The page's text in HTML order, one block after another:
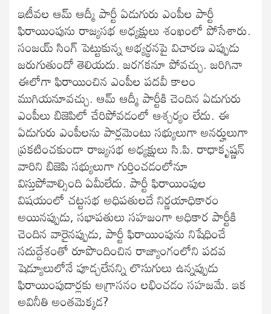
ఇటీవల ఆమ్ ఆద్మీ పార్టీ ఏడుగురు ఎంపీల పార్టీ
ఫిరాయింపును రాజ్యసభ అధ్యక్షులు శంఖంలో పోసేశారు.
సంజయ్ సింగ్‌ పెట్టుకున్న అభ్యర్థనపై విచారణ ఎప్పుడు
జరుగుతుందో తెలియదు. జరగకనూ పోవచ్చు. జరిగినా
ఈలోగా ఫిరాయించిన ఎంపీల పదవీ కాలం
ముగియనూవచ్చు. ఆమ్ ఆద్మీ పార్టీకి చెందిన ఏడుగురు
ఎంపీలు బిజెపిలో చేరిపోవడంలో ఆశ్చర్యం లేదు. ఈ
ఏడుగురు ఎంపీలను పార్లమెంటు సభ్యులుగా అనర్హులుగా
ప్రకటించకుండా రాజ్యసభ అధ్యక్షులు సి.పి. రాధాకృష్ణన్
వారిని బిజెపి సభ్యులుగా గుర్తించడంలోనూ
విస్తుపోవాల్సింది ఏమీలేదు. పార్టీ ఫిరాయింపుల
విషయంలో చట్టసభ అధిపతులదే నిర్ణయాధికారం
అయినప్పుడు, సభాపతులు సహజంగా అధికార పార్టీకి
చెందిన వారైనప్పుడు, పార్టీ ఫిరాయింపును నిషేధించే
సదుద్దేశంతో రూపొందించిన రాజ్యాంగంలోని పదవ
షెడ్యూలులోనే పూడ్చలేనన్ని లొసుగులు ఉన్నప్పుడు
ఫిరాయింపుదార్లకు అగ్రాసనం లభించడం సహజమే. ఇక
అవినీతి అంత‌మెక్క‌డ‌?